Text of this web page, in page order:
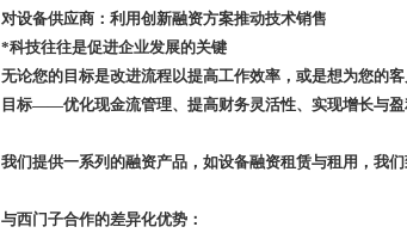
对设备供应商：利用创新融资方案推动技术销售
*科技往往是促进企业发展的关键
无论您的目标是改进流程以提高工作效率，或是想为您的
目标——优化现金流管理、提高财务灵活性、实现增长与盈
我们提供一系列的融资产品，如设备融资租赁与租用，我
与西门子合作的差异化优势：